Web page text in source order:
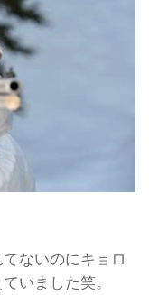
ないのにキョロ
いました笑。